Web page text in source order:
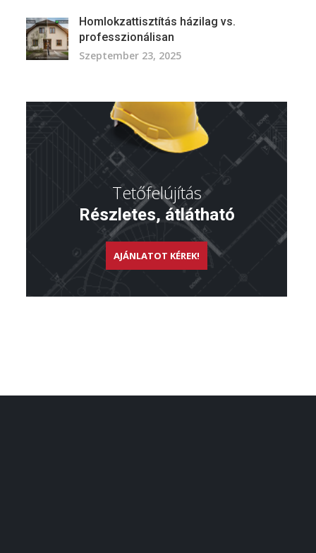
Homlokzattisztítás házilag vs.
professzionálisan
Szeptember 23, 2025
Tetőfelújítás
Részletes, átlátható
AJÁNLATOT KÉREK!